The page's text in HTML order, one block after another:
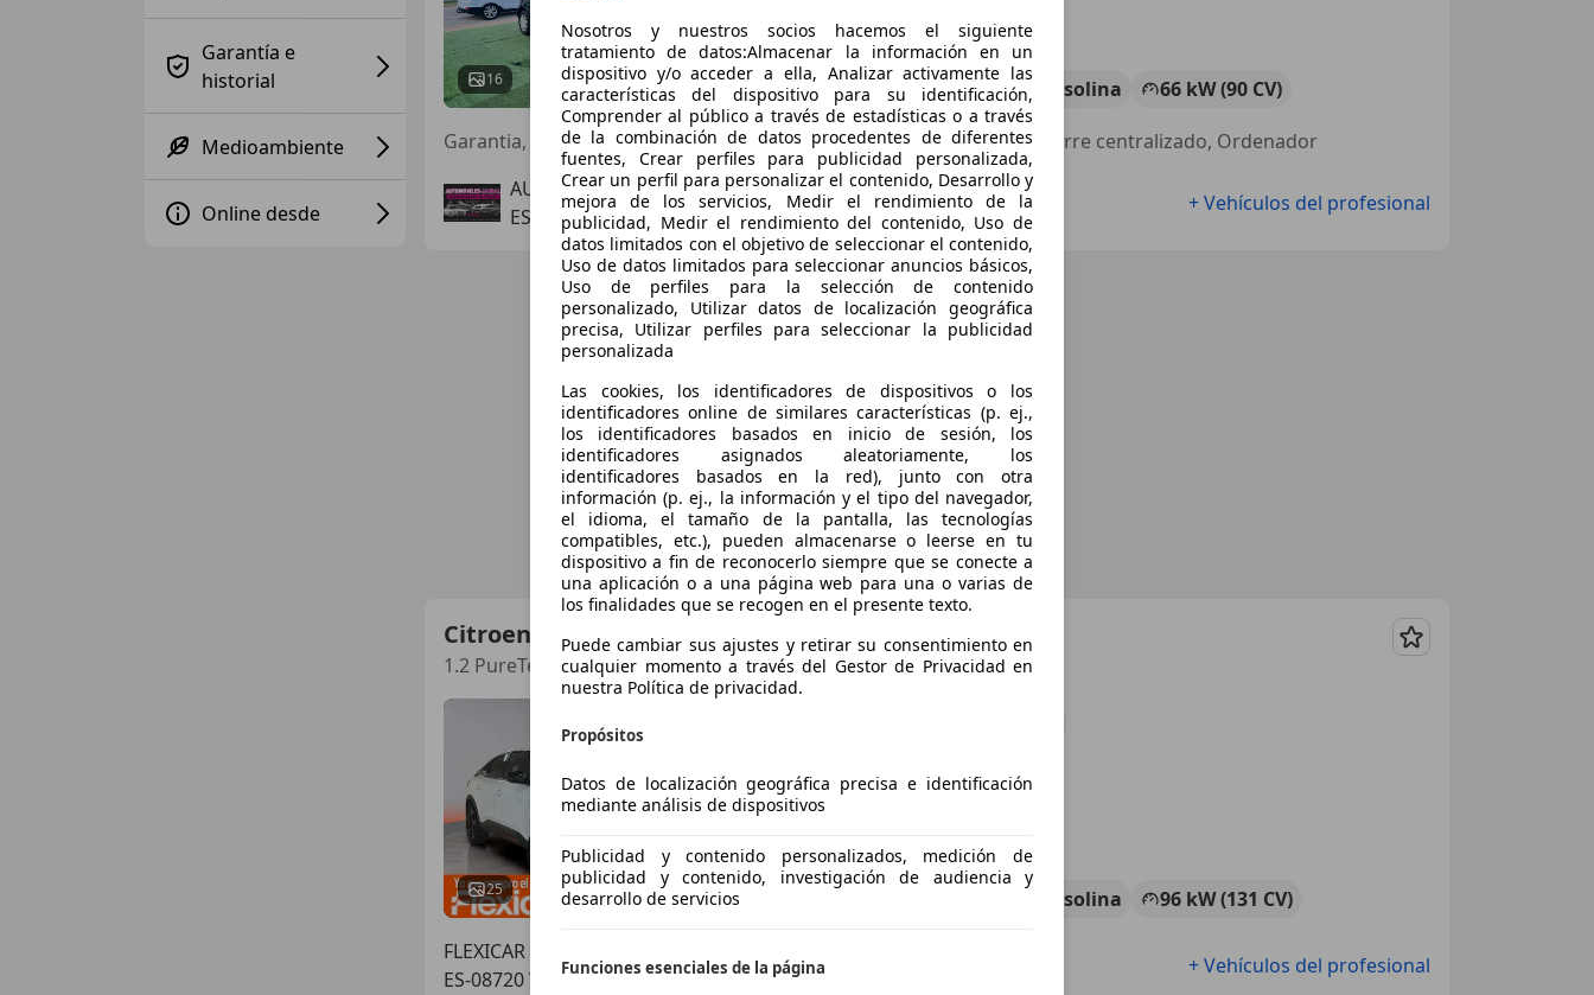
Garantía e
historial
Medioambiente
Online desde
16 06/2006 120.000 km Gasolina
66 kW (90 CV)
Garantia, Climatizador automático, Isofix, Ventanas tintadas, ABS, Cierre centralizado, Ordenador
AUTOMOVILES JAMAL
ES-30740 SAN PEDRO DEL PINATAR
+ Vehículos del profesional
Citroen C4
1.2 PureTech Feel Pack S&S 130
Guardar
25 Gasolina
96 kW (131 CV)
FLEXICAR VILAFRANCA DEL PENEDÈS
ES-08720 Vilafranca del Penedès
+ Vehículos del profesional
Nosotros y nuestros socios hacemos el siguiente
tratamiento de datos:Almacenar la información en un
dispositivo y/o acceder a ella, Analizar activamente las
características del dispositivo para su identificación,
Comprender al público a través de estadísticas o a través
de la combinación de datos procedentes de diferentes
fuentes, Crear perfiles para publicidad personalizada,
Crear un perfil para personalizar el contenido, Desarrollo y
mejora de los servicios, Medir el rendimiento de la
publicidad, Medir el rendimiento del contenido, Uso de
datos limitados con el objetivo de seleccionar el contenido,
Uso de datos limitados para seleccionar anuncios básicos,
Uso de perfiles para la selección de contenido
personalizado, Utilizar datos de localización geográfica
precisa, Utilizar perfiles para seleccionar la publicidad
personalizada
Las cookies, los identificadores de dispositivos o los
identificadores online de similares características (p. ej.,
los identificadores basados en inicio de sesión, los
identificadores asignados aleatoriamente, los
identificadores basados en la red), junto con otra
información (p. ej., la información y el tipo del navegador,
el idioma, el tamaño de la pantalla, las tecnologías
compatibles, etc.), pueden almacenarse o leerse en tu
dispositivo a fin de reconocerlo siempre que se conecte a
una aplicación o a una página web para una o varias de
los finalidades que se recogen en el presente texto.
Puede cambiar sus ajustes y retirar su consentimiento en
cualquier momento a través del Gestor de Privacidad en
nuestra Política de privacidad.
Propósitos
Datos de localización geográfica precisa e identificación
mediante análisis de dispositivos
Publicidad y contenido personalizados, medición de
publicidad y contenido, investigación de audiencia y
desarrollo de servicios
Funciones esenciales de la página